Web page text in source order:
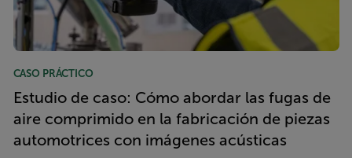
CASO PRÁCTICO
Estudio de caso: Cómo abordar las fugas de
aire comprimido en la fabricación de piezas
automotrices con imágenes acústicas